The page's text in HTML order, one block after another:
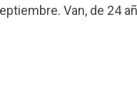
Van, de 24